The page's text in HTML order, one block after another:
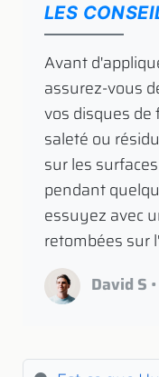
LES
Avant
assurez-vous
vos disques
saleté ou
sur les
pendant
essuyez avec
retombées sur
David S